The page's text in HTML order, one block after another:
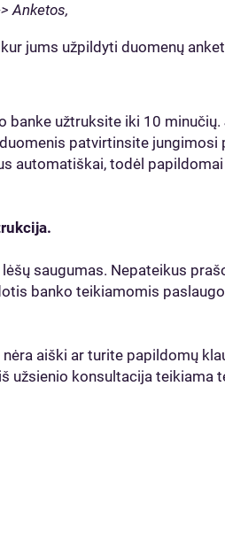
Anketos,
kur jums užpildyti duomenų
banke užtruksite iki 10
patvirtinsite jungimosi
automatiškai, todėl
saugumas. Nepateikus
banko teikiamomis
aiški ar turite papildomų
užsienio konsultacija teikiama